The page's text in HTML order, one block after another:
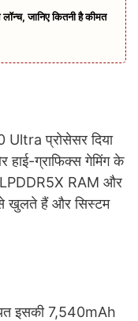
जानिए कितनी है कीमत
प्रोसेसर दिया
हाई-ग्राफिक्स गेमिंग के
LPDDR5X RAM और
खुलते हैं और सिस्टम
इसकी 7,540mAh